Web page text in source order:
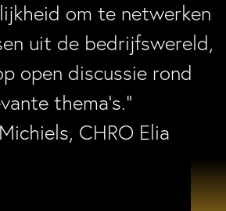
om te netwerken
uit de bedrijfswereld,
open discussie rond
thema’s.”
CHRO Elia